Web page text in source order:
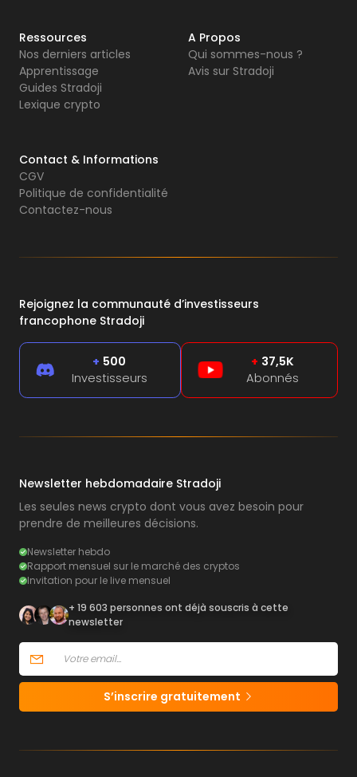
Ressources
Nos derniers articles
Apprentissage
Guides Stradoji
Lexique crypto
A Propos
Qui sommes-nous ?
Avis sur Stradoji
Contact & Informations
CGV
Politique de confidentialité
Contactez-nous
Rejoignez la communauté d’investisseurs
francophone Stradoji
+ 500
Investisseurs
+ 37,5K
Abonnés
Newsletter hebdomadaire Stradoji
Les seules news crypto dont vous avez besoin pour
prendre de meilleures décisions.
Newsletter hebdo
Rapport mensuel sur le marché des cryptos
Invitation pour le live mensuel
+ 19 603 personnes ont déjà souscris à cette
newsletter
S’inscrire gratuitement